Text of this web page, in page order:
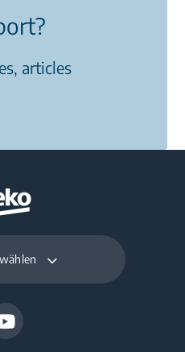
articles